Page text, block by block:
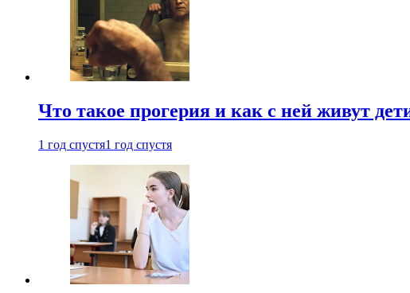
Что такое прогерия и как с ней живут
1 год спустя1 год спустя